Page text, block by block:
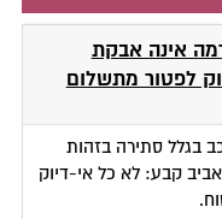
אינה אבקת
לפטור מתשלום
בגלל סתירה בזהות
קבע: לא כל אי-דיוק